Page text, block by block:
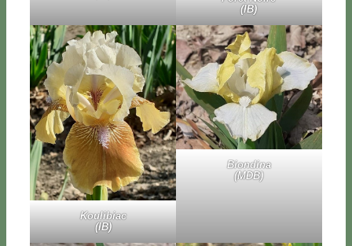
(IB)
Kou­li­biac
(IB)
Bion­di­na
(MDB)